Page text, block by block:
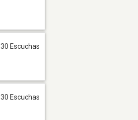
30 Escuchas
30 Escuchas